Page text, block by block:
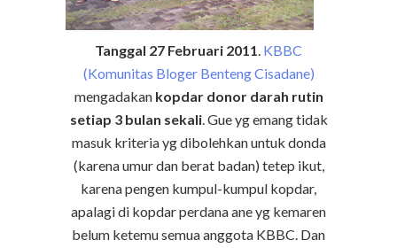
Tanggal 27 Februari 2011. KBBC
(Komunitas Bloger Benteng Cisadane)
mengadakan kopdar donor darah rutin
setiap 3 bulan sekali. Gue yg emang tidak
masuk kriteria yg dibolehkan untuk donda
(karena umur dan berat badan) tetep ikut,
karena pengen kumpul-kumpul kopdar,
apalagi di kopdar perdana ane yg kemaren
belum ketemu semua anggota KBBC. Dan